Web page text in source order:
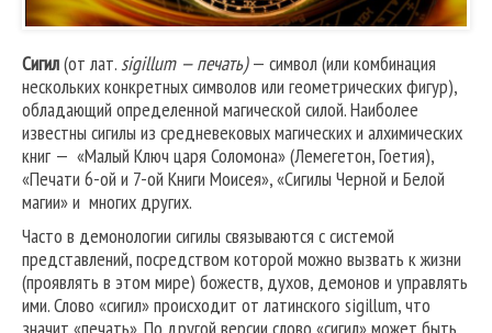
Сигил(от лат.sigillum — печать) — символ (или комбинация
нескольких конкретных символов или геометрических фигур),
обладающий определенной магической силой. Наиболее
известны сигилы из средневековых магических и алхимических
книг — «Малый Ключ царя Соломона» (Лемегетон, Гоетия),
«Печати 6-ой и 7-ой Книги Моисея», «Сигилы Черной и Белой
магии» и многих других.
Часто в демонологии сигилы связываются с системой
представлений, посредством которой можно вызвать к жизни
(проявлять в этом мире) божеств, духов, демонов и управлять
ими. Слово «сигил» происходит от латинского sigillum, что